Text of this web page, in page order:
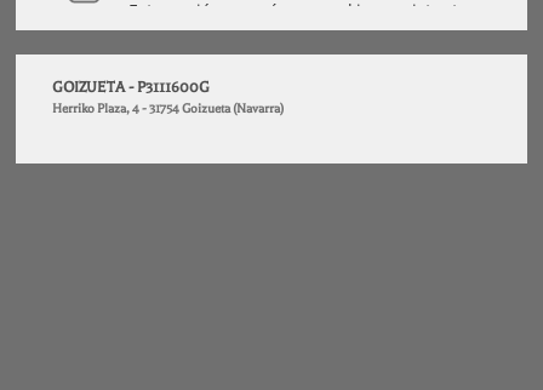
GOIZUETA - P3111600G
Herriko Plaza, 4 - 31754 Goizueta (Navarra)